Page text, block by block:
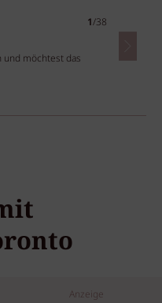
1/38
möchtest das
Anzeige